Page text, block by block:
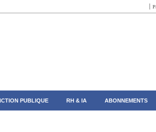
PUBLIQUE RH & IA ABONNEMENTS